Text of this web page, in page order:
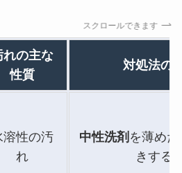
スクロールできます
れの主な
性質
対処法の
溶性の汚
れ
中性洗剤 を薄め
きする